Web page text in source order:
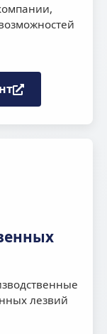
лезвий